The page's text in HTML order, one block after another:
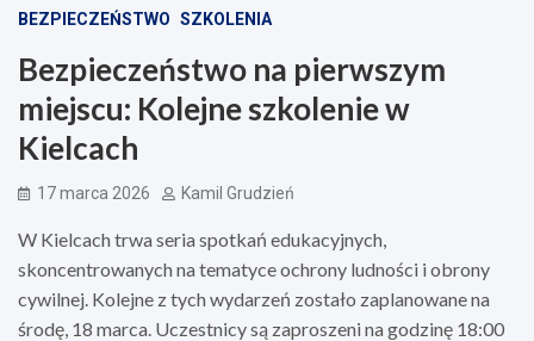
BEZPIECZEŃSTWO SZKOLENIA
Bezpieczeństwo na pierwszym
miejscu: Kolejne szkolenie w
Kielcach
17 marca 2026 Kamil Grudzień
W Kielcach trwa seria spotkań edukacyjnych,
skoncentrowanych na tematyce ochrony ludności i obrony
cywilnej. Kolejne z tych wydarzeń zostało zaplanowane na
środę, 18 marca. Uczestnicy są zaproszeni na godzinę 18:00